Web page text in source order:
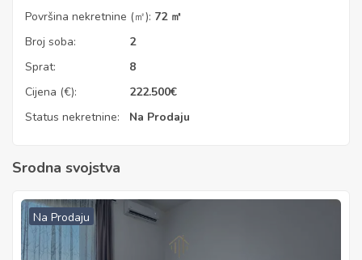
Površina nekretnine (㎡): 72 ㎡
Broj soba:
2
Sprat:
8
Cijena (€):
222.500€
Status nekretnine:
Na Prodaju
Srodna svojstva
Na Prodaju